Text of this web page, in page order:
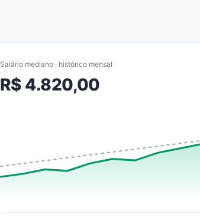
Salário mediano · histórico mensal
R$ 4.820,00